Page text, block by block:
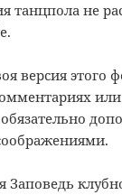
танцпола не
версия этого
Заповедь